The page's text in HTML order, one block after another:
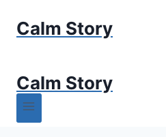
Calm Story
Calm Story